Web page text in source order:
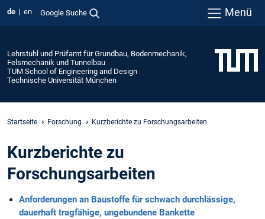
de en Google Suche Menü
Lehrstuhl und Prüfamt für Grundbau, Bodenmechanik,
Felsmechanik und Tunnelbau
TUM School of Engineering and Design
Technische Universität München
Startseite Forschung Kurzberichte zu Forschungsarbeiten
Kurzberichte zu
Forschungsarbeiten
Anforderungen an Baustoffe für schwach durchlässige,
dauerhaft tragfähige, ungebundene Bankette